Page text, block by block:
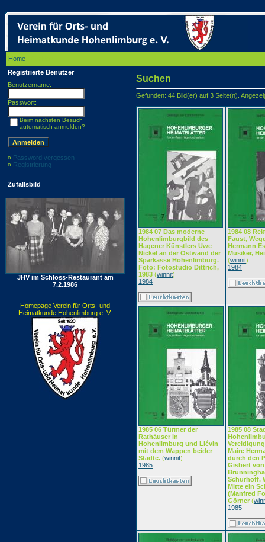
Home
Registrierte Benutzer
Benutzername:
Passwort:
Beim nächsten Besuch
automatisch anmelden?
» Password vergessen
» Registrierung
Zufallsbild
JHV im Schloss-Restaurant am
7.2.1986
Homepage Verein für Orts- und
Heimatkunde Hohenlimburg e. V.
Suchen
Gefunden: 44 Bild(er) auf 3 Seite(n).
1984 07 Das moderne
Hohenlimburgbild des
Hagener Künstlers Uwe
Nickel an der Ostwand der
Sparkasse Hohenlimburg.
Foto: Fotostudio Dittrich,
1983 (winnit)
1984
1984 08
Faust,
Hermann
Musiker,
(winnit)
1984
1985 06 Türmer der
Rathäuser in
Hohenlimburg und Liévin
mit dem Wappen beider
Städte. (winnit)
1985
1985 08
Maire
durch den
Gisbert
Schürhoff,
Mitte ein
(Manfred
Görner (
1985